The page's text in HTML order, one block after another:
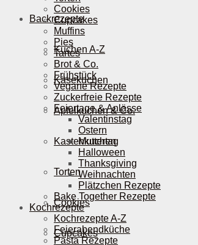
Backrezepte
Kuchen A-Z
Käsekuchen
Apfelkuchen & Co.
Kastenkuchen
Torten
Cookies
Cupcakes
Cookies
Cupcakes
Muffins
Pies
Tartes
Brot & Co.
Frühstück
Vegane Rezepte
Zuckerfreie Rezepte
Feiertage & Anlässe
Valentinstag
Ostern
Muttertag
Halloween
Thanksgiving
Weihnachten
Plätzchen Rezepte
Bake Together Rezepte
Kochrezepte
Kochrezepte A-Z
Feierabendküche
Pasta Rezepte